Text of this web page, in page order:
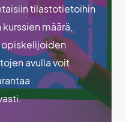
tilastotietoihin
määrä,
avulla voit